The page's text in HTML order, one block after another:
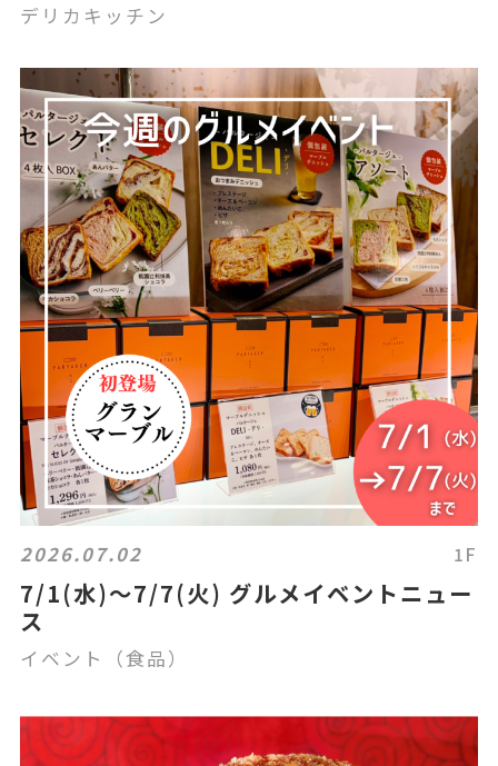
デリカキッチン
2026.07.02 1F
7/1(水)～7/7(火) グルメイベントニュー
ス
イベント（食品）